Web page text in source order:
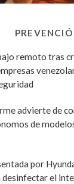
remoto tras
advierte de
de
por
desinfectar el